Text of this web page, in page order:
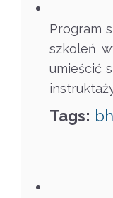
Program
szkoleń
umieścić
Tags: